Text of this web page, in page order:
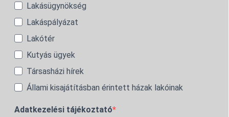
Lakásügynökség
Lakáspályázat
Lakótér
Kutyás ügyek
Társasházi hírek
Állami kisajátításban érintett házak lakóinak
Adatkezelési tájékoztató